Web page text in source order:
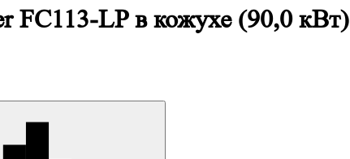
FC113-LP в кожухе (90,0 кВт)